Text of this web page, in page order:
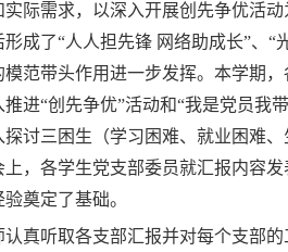
实际需求，以深入开展创先争优活
形成了“人人担先锋 网络助成长”、
模范带头作用进一步发挥。本学期
进“创先争优”活动和“我是党员我
探讨三困生（学习困难、就业困难
上，各学生党支部委员就汇报内容
奠定了基础。
认真听取各支部汇报并对每个支部